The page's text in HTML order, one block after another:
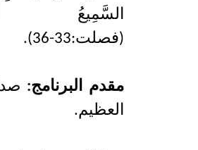
السَّمِيعُ
(فصلت:33-36).
مقدم البرنامج:
العظيم.